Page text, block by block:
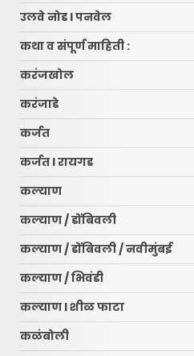
उलवे नोड l पनवेल
कथा व संपूर्ण माहिती :
करंजखोल
करंजाडे
कर्जत
कर्जत l रायगड
कल्याण
कल्याण / डोंबिवली
कल्याण / डोंबिवली / नवीमुंबई
कल्याण / भिवंडी
कल्याण l शीळ फाटा
कळंबोली